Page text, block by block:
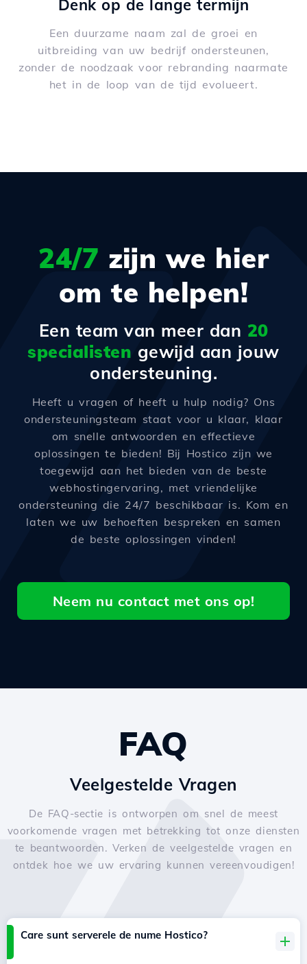
Denk op de lange termijn
Een duurzame naam zal de groei en
uitbreiding van uw bedrijf ondersteunen,
zonder de noodzaak voor rebranding naarmate
het in de loop van de tijd evolueert.
24/7 zijn we hier
om te helpen!
Een team van meer dan 20
specialisten gewijd aan jouw
ondersteuning.
Heeft u vragen of heeft u hulp nodig? Ons
ondersteuningsteam staat voor u klaar, klaar
om snelle antwoorden en effectieve
oplossingen te bieden! Bij Hostico zijn we
toegewijd aan het bieden van de beste
webhostingervaring, met vriendelijke
ondersteuning die 24/7 beschikbaar is. Kom en
laten we uw behoeften bespreken en samen
de beste oplossingen vinden!
Neem nu contact met ons op!
FAQ
Veelgestelde Vragen
De FAQ-sectie is ontworpen om snel de meest
voorkomende vragen met betrekking tot onze diensten
te beantwoorden. Verken de veelgestelde vragen en
ontdek hoe we uw ervaring kunnen vereenvoudigen!
Care sunt serverele de nume Hostico?